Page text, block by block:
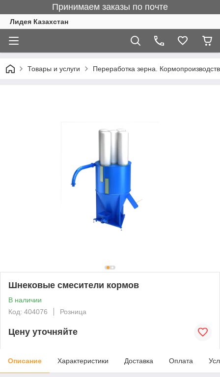
Принимаем заказы по почте
Лидея Казахстан
Товары и услуги Переработка зерна.
Шнековые смесители кормов
В наличии
Код: 404076
Розница
Цену уточняйте
Описание Характеристики Доставка Оплата